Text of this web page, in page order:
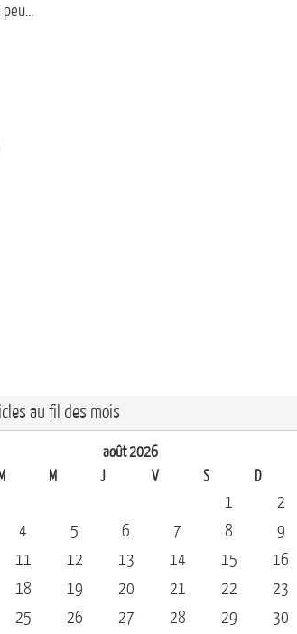
au fil des mois
août 2026
M M J V S D
1
2
4 5 6 7 8
9
11 12 13 14 15
16
18 19 20 21 22
23
25 26 27 28 29 30